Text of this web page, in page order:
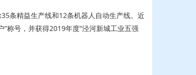
条精益生产线和12条机器人自动生产线。近
称号，并获得2019年度“泾河新城工业五强